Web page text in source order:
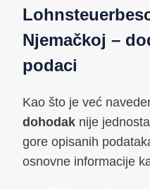
Njemačkoj –
podaci
Kao što je već
dohodak nije
gore opisanih
osnovne informacije